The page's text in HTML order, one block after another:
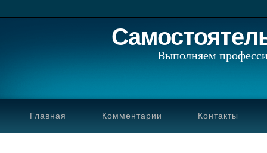
Выполняем
Главная Комментарии Контакты